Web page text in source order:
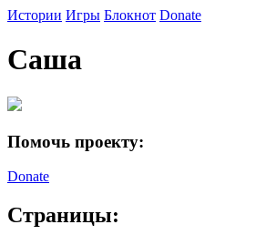
Истории Игры Блокнот Donate
Саша
Помочь проекту:
Donate
Страницы: